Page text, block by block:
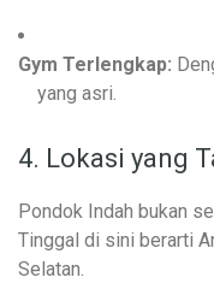
Gym Terlengkap:
yang asri.
4. Lokasi yang
Pondok Indah bukan
Tinggal di sini berarti
Selatan.